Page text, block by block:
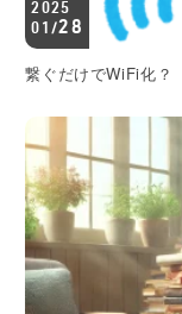
2025
01/28
繋ぐだけでWiFi化？